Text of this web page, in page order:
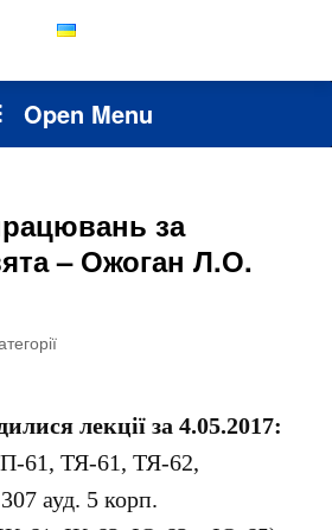
Open Menu
за
– Ожоган Л.О.
лекції за 4.05.2017:
61, ТЯ-61, ТЯ-62,
ауд. 5 корп.